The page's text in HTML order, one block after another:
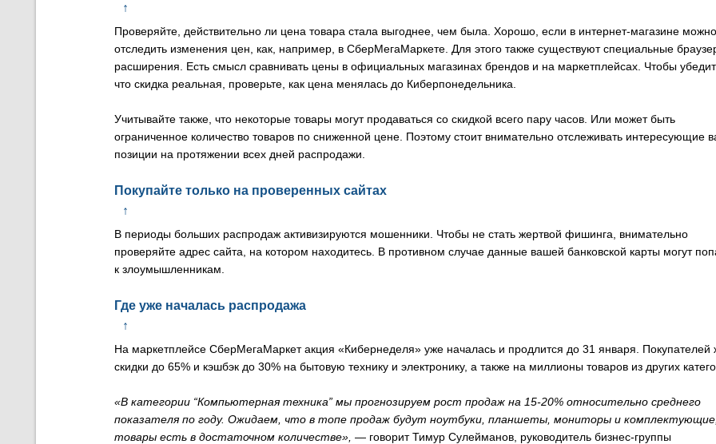
↑
Проверяйте, действительно ли цена товара стала выгоднее, чем была. Хорошо, если в интернет-магазине можно
отследить изменения цен, как, например, в СберМегаМаркете. Для этого также существуют специальные
расширения. Есть смысл сравнивать цены в официальных магазинах брендов и на маркетплейсах. Чтобы
что скидка реальная, проверьте, как цена менялась до Киберпонедельника.
Учитывайте также, что некоторые товары могут продаваться со скидкой всего пару часов. Или может быть
ограниченное количество товаров по сниженной цене. Поэтому стоит внимательно отслеживать интересующие
позиции на протяжении всех дней распродажи.
Покупайте только на проверенных сайтах
↑
В периоды больших распродаж активизируются мошенники. Чтобы не стать жертвой фишинга, внимательно
проверяйте адрес сайта, на котором находитесь. В противном случае данные вашей банковской карты могут
к злоумышленникам.
Где уже началась распродажа
↑
На маркетплейсе СберМегаМаркет акция «Кибернеделя» уже началась и продлится до 31 января. Покупателей
скидки до 65% и кэшбэк до 30% на бытовую технику и электронику, а также на миллионы товаров из других
«В категории “Компьютерная техника” мы прогнозируем рост продаж на 15-20% относительно среднего
показателя по году. Ожидаем, что в топе продаж будут ноутбуки, планшеты, мониторы и
товары есть в достаточном количестве», — говорит Тимур Сулейманов, руководитель бизнес-группы